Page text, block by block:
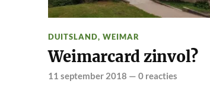
DUITSLAND, WEIMAR
Weimarcard zinvol?
11 september 2018 — 0 reacties